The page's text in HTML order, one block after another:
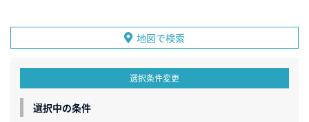
地図で検索
選択条件変更
選択中の条件